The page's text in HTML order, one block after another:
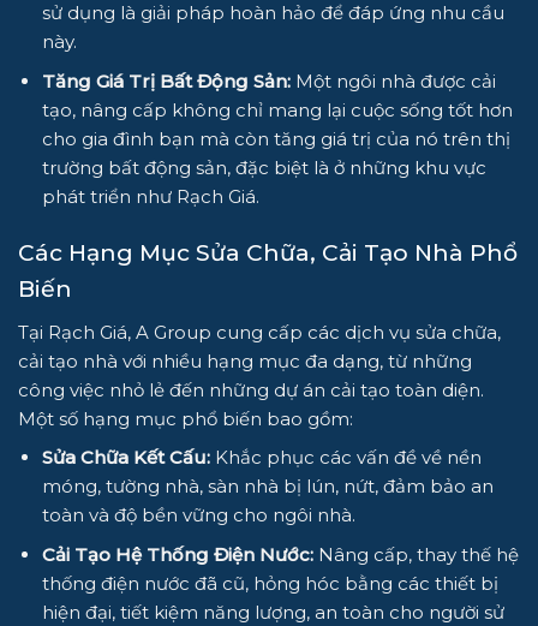
sử dụng là giải pháp hoàn hảo để đáp ứng nhu cầu
này.
Tăng Giá Trị Bất Động Sản:Một ngôi nhà được cải
tạo, nâng cấp không chỉ mang lại cuộc sống tốt hơn
cho gia đình bạn mà còn tăng giá trị của nó trên thị
trường bất động sản, đặc biệt là ở những khu vực
phát triển như Rạch Giá.
Các Hạng Mục Sửa Chữa, Cải Tạo Nhà Phổ
Biến
Tại Rạch Giá, A Group cung cấp các dịch vụ sửa chữa,
cải tạo nhà với nhiều hạng mục đa dạng, từ những
công việc nhỏ lẻ đến những dự án cải tạo toàn diện.
Một số hạng mục phổ biến bao gồm:
Sửa Chữa Kết Cấu:Khắc phục các vấn đề về nền
móng, tường nhà, sàn nhà bị lún, nứt, đảm bảo an
toàn và độ bền vững cho ngôi nhà.
Cải Tạo Hệ Thống Điện Nước:Nâng cấp, thay thế hệ
thống điện nước đã cũ, hỏng hóc bằng các thiết bị
hiện đại, tiết kiệm năng lượng, an toàn cho người sử